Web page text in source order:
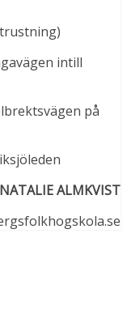
intill
på
NATALIE ALMKVIST